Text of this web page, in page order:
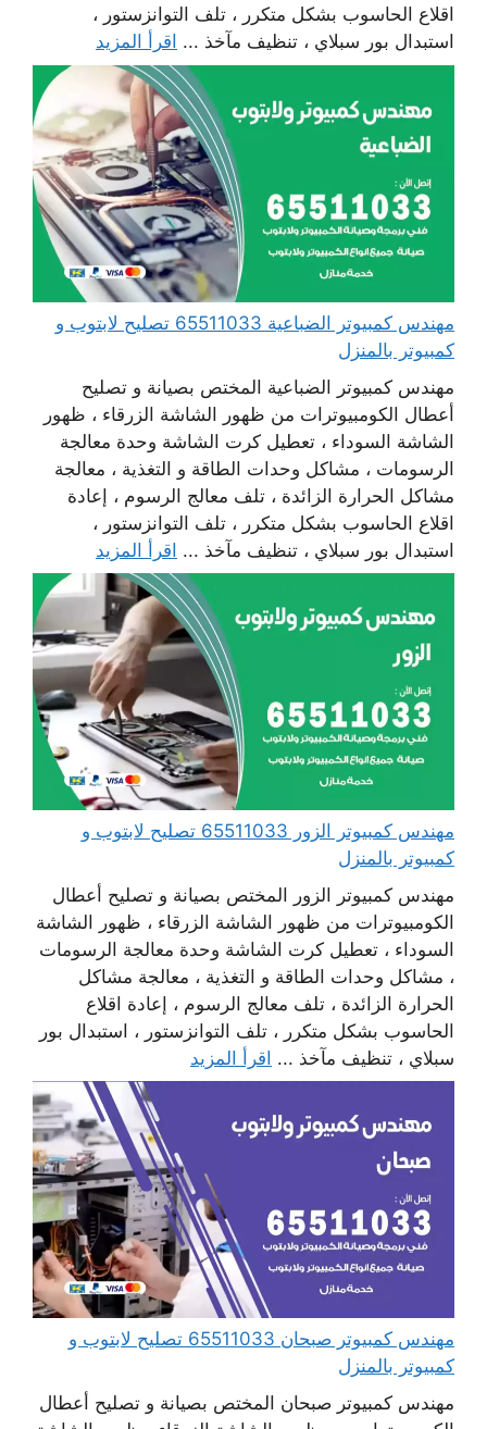
اقلاع الحاسوب بشكل متكرر ، تلف التوانزستور ،
استبدال بور سبلاي ، تنظيف مآخذ ... اقرأ المزيد
مهندس كمبيوتر الضباعية 65511033 تصليح لابتوب و
كمبيوتر بالمنزل
مهندس كمبيوتر الضباعية المختص بصيانة و تصليح
أعطال الكومبيوترات من ظهور الشاشة الزرقاء ، ظهور
الشاشة السوداء ، تعطيل كرت الشاشة وحدة معالجة
الرسومات ، مشاكل وحدات الطاقة و التغذية ، معالجة
مشاكل الحرارة الزائدة ، تلف معالج الرسوم ، إعادة
اقلاع الحاسوب بشكل متكرر ، تلف التوانزستور ،
استبدال بور سبلاي ، تنظيف مآخذ ... اقرأ المزيد
مهندس كمبيوتر الزور 65511033 تصليح لابتوب و
كمبيوتر بالمنزل
مهندس كمبيوتر الزور المختص بصيانة و تصليح أعطال
الكومبيوترات من ظهور الشاشة الزرقاء ، ظهور الشاشة
السوداء ، تعطيل كرت الشاشة وحدة معالجة الرسومات
، مشاكل وحدات الطاقة و التغذية ، معالجة مشاكل
الحرارة الزائدة ، تلف معالج الرسوم ، إعادة اقلاع
الحاسوب بشكل متكرر ، تلف التوانزستور ، استبدال بور
سبلاي ، تنظيف مآخذ ... اقرأ المزيد
مهندس كمبيوتر صبحان 65511033 تصليح لابتوب و
كمبيوتر بالمنزل
مهندس كمبيوتر صبحان المختص بصيانة و تصليح أعطال